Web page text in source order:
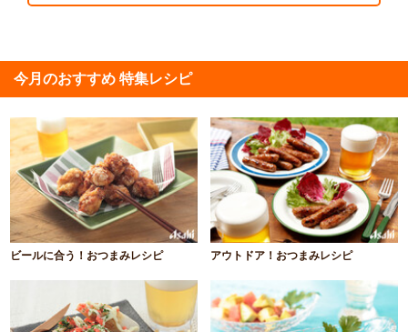
今月のおすすめ 特集レシピ
ビールに合う！おつまみレシピ アウトドア！おつまみレシピ